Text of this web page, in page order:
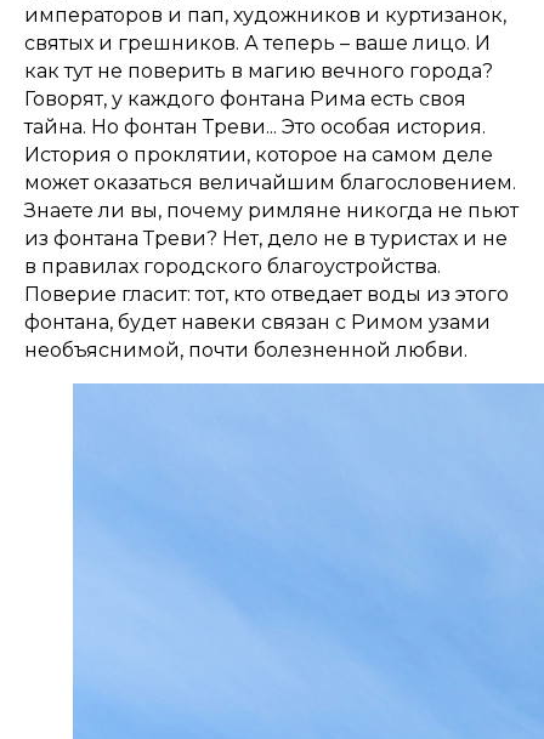
императоров и пап, художников и куртизанок,
святых и грешников. А теперь – ваше лицо. И
как тут не поверить в магию вечного города?
Говорят, у каждого фонтана Рима есть своя
тайна. Но фонтан Треви... Это особая история.
История о проклятии, которое на самом деле
может оказаться величайшим благословением.
Знаете ли вы, почему римляне никогда не пьют
из фонтана Треви? Нет, дело не в туристах и не
в правилах городского благоустройства.
Поверие гласит: тот, кто отведает воды из этого
фонтана, будет навеки связан с Римом узами
необъяснимой, почти болезненной любви.